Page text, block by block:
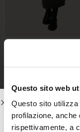
Questo sito web
Questo sito
profilazione,
rispettivamente, a
IL MEGLIO DEI LOOK